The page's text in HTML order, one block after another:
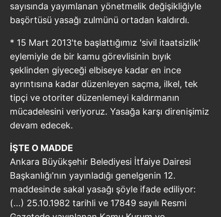
sayısında yayımlanan yönetmelik değişikliğiyle
başörtüsü yasağı zulmünü ortadan kaldırdı.
* 15 Mart 2013'te başlattığımız 'sivil itaatsizlik'
eylemiyle de bir kamu görevlisinin bıyık
şeklinden giyeceği elbiseye kadar en ince
ayrıntısına kadar düzenleyen saçma, ilkel, tek
tipçi ve otoriter düzenlemeyi kaldırmanın
mücadelesini veriyoruz. Yasağa karşı direnişimiz
devam edecek.
İŞTE O MADDE
Ankara Büyükşehir Belediyesi İtfaiye Dairesi
Başkanlığı'nın yayınladığı genelgenin 12.
maddesinde sakal yasağı şöyle ifade ediliyor:
(...) 25.10.1982 tarihli ve 17849 sayılı Resmi